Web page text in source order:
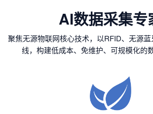
AI数据采集专
聚焦无源物联网核心技术，以RFID、无源
线，构建低成本、免维护、可规模化的